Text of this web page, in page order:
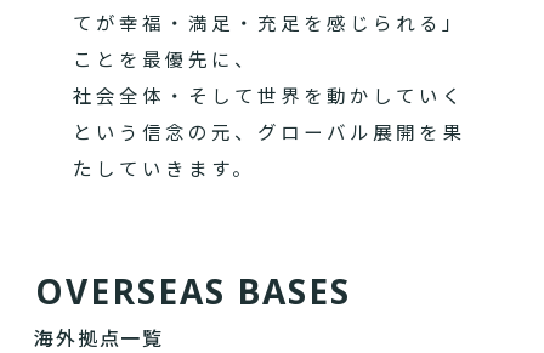
てが幸福・満足・充足を感じられる」
ことを最優先に、
社会全体・そして世界を動かしていく
という信念の元、グローバル展開を果
たしていきます。
OVERSEAS BASES
海外拠点一覧